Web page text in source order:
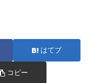
はてブ
コピー